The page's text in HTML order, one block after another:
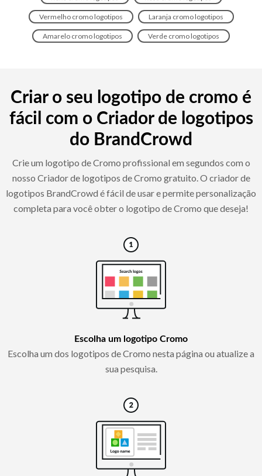
Vermelho cromo logotipos Laranja cromo logotipos
Amarelo cromo logotipos Verde cromo logotipos
Criar o seu logotipo de cromo é
fácil com o Criador de logotipos
do BrandCrowd
Crie um logotipo de Cromo profissional em segundos com o
nosso Criador de logotipos de Cromo gratuito. O criador de
logotipos BrandCrowd é fácil de usar e permite personalização
completa para você obter o logotipo de Cromo que deseja!
Escolha um logotipo Cromo
Escolha um dos logotipos de Cromo nesta página ou atualize a
sua pesquisa.